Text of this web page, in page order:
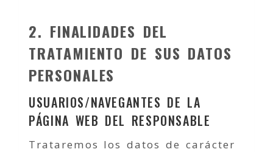
2. FINALIDADES DEL
TRATAMIENTO DE SUS DATOS
PERSONALES
USUARIOS/NAVEGANTES DE LA
PÁGINA WEB DEL RESPONSABLE
Trataremos los datos de carácter